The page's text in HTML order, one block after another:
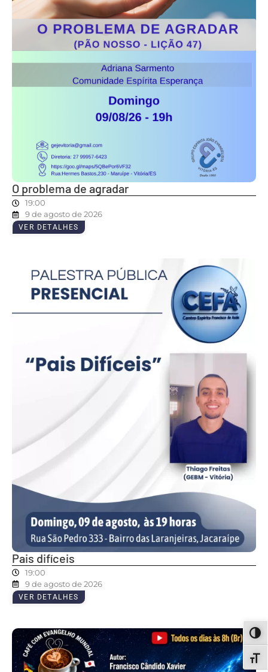
O problema de agradar
19:00
9 de agosto de 2026
VER DETALHES
Pais difíceis
19:00
9 de agosto de 2026
VER DETALHES